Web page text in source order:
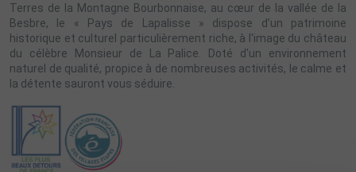
Terres de la Montagne Bourbonnaise, au cœur de la vallée de la
Besbre, le « Pays de Lapalisse » dispose d’un patrimoine
historique et culturel particulièrement riche, à l'image du château
du célèbre Monsieur de La Palice. Doté d'un environnement
naturel de qualité, propice à de nombreuses activités, le calme et
la détente sauront vous séduire.